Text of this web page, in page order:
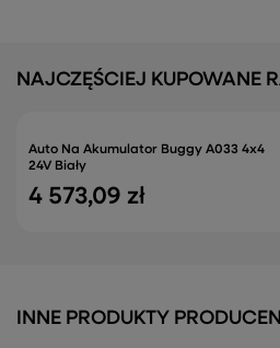
NAJCZĘŚCIEJ KUPOWANE
Auto Na Akumulator Buggy A033 4x4
24V Biały
4 573,09 zł
INNE PRODUKTY